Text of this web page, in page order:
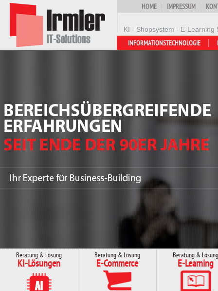
KI - Shopsystem - E-
HOME IMPRESSUM
INFORMATIONSTECHNOLOGIE
Beratung & Lösung
KI-Lösungen
Beratung & Lösung
E-Commerce
Beratung & Lösung
E-Learning